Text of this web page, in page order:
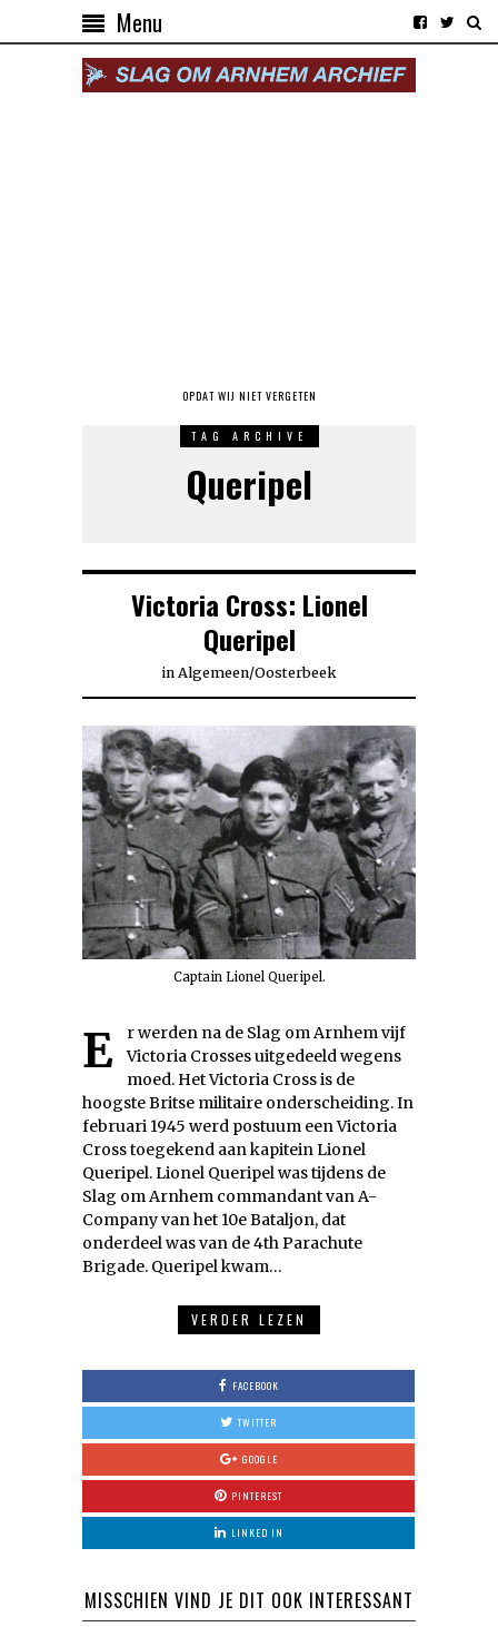
Menu
OPDAT WIJ NIET VERGETEN
TAG ARCHIVE
Queripel
Victoria Cross: Lionel
Queripel
in Algemeen/Oosterbeek
Captain Lionel Queripel.
Er werden na de Slag om Arnhem vijf
Victoria Crosses uitgedeeld wegens
moed. Het Victoria Cross is de
hoogste Britse militaire onderscheiding. In
februari 1945 werd postuum een Victoria
Cross toegekend aan kapitein Lionel
Queripel. Lionel Queripel was tijdens de
Slag om Arnhem commandant van A-
Company van het 10e Bataljon, dat
onderdeel was van de 4th Parachute
Brigade. Queripel kwam…
VERDER LEZEN
FACEBOOK
TWITTER
GOOGLE
PINTEREST
LINKED IN
MISSCHIEN VIND JE DIT OOK INTERESSANT